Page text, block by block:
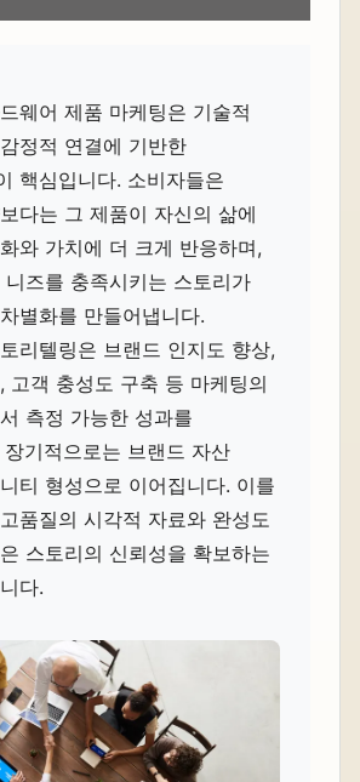
웨어 제품 마케팅은 기술적
정적 연결에 기반한
핵심입니다. 소비자들은
다는 그 제품이 자신의 삶에
와 가치에 더 크게 반응하며,
니즈를 충족시키는 스토리가
별화를 만들어냅니다.
리텔링은 브랜드 인지도 향상,
고객 충성도 구축 등 마케팅의
측정 가능한 성과를
기적으로는 브랜드 자산
티 형성으로 이어집니다. 이를
품질의 시각적 자료와 완성도
스토리의 신뢰성을 확보하는
다.